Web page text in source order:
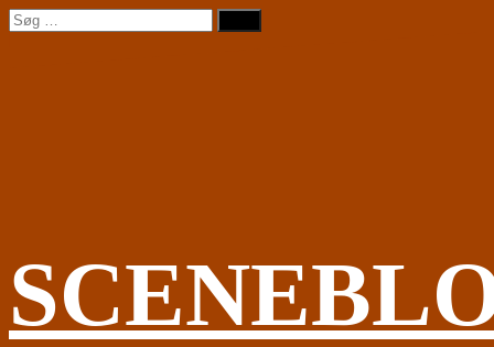
Videre
til
Søg
efter: